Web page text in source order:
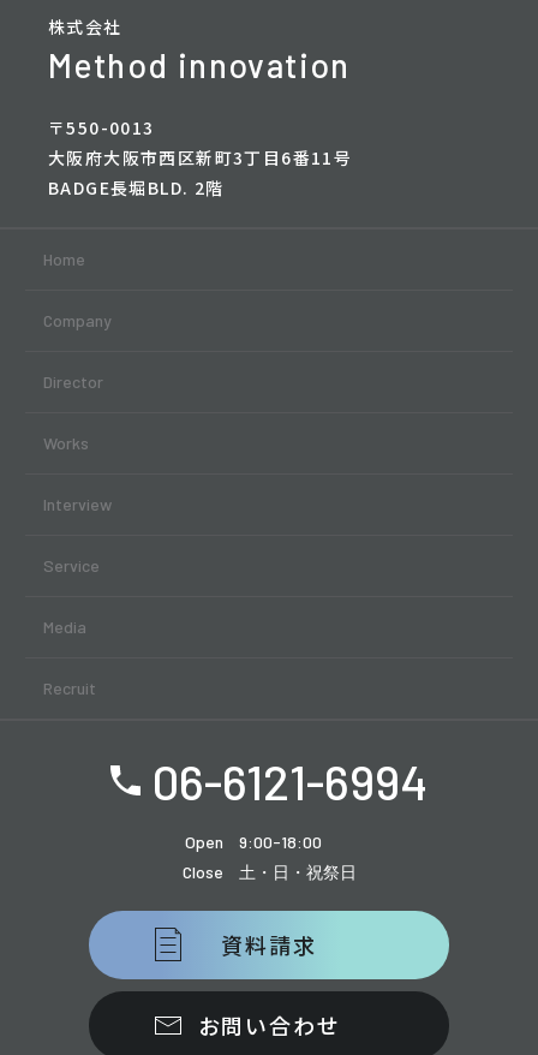
株式会社
Method innovation
〒550-0013
大阪府大阪市西区新町3丁目6番11号
BADGE長堀BLD. 2階
Home
Company
Director
Works
Interview
Service
Media
Recruit
06-6121-6994
Open
9:00-18:00
Close
土・日・祝祭日
資料請求
お問い合わせ